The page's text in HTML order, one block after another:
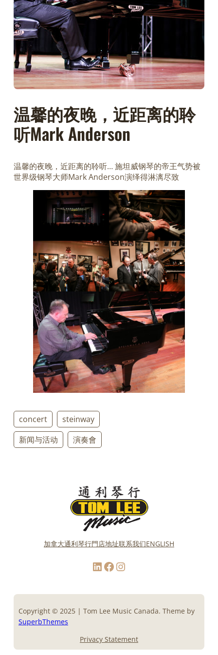
温馨的夜晚，近距离的聆
听Mark Anderson
温馨的夜晚，近距离的聆听… 施坦威钢琴的帝王气势被
世界级钢琴大师Mark Anderson演绎得淋漓尽致
concert
steinway
新闻与活动
演奏會
加拿大通利琴行門店地址联系我们ENGLISH
LinkedIn Facebook Instagram
Copyright © 2025 | Tom Lee Music Canada. Theme by
SuperbThemes
Privacy Statement